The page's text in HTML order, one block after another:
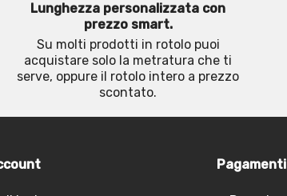
Lunghezza personalizzata con
prezzo smart.
Su molti prodotti in rotolo puoi
acquistare solo la metratura che ti
serve, oppure il rotolo intero a prezzo
scontato.
Pagamenti